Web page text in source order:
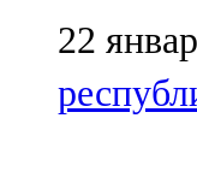
102,1 FM
106,2 FM
22